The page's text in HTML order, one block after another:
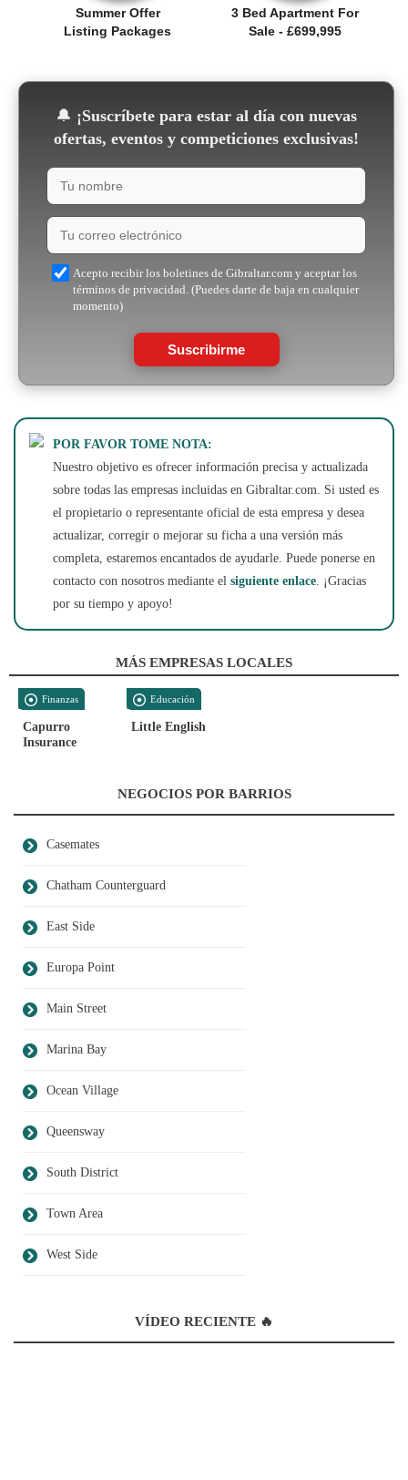
Summer Offer
Listing Packages
3 Bed Apartment For
Sale - £699,995
🔔 ¡Suscríbete para estar al día con nuevas
ofertas, eventos y competiciones exclusivas!
Acepto recibir los boletines de Gibraltar.com y aceptar los
términos de privacidad. (Puedes darte de baja en cualquier
momento)
Suscribirme
POR FAVOR TOME NOTA:
Nuestro objetivo es ofrecer información precisa y actualizada
sobre todas las empresas incluidas en Gibraltar.com. Si usted es
el propietario o representante oficial de esta empresa y desea
actualizar, corregir o mejorar su ficha a una versión más
completa, estaremos encantados de ayudarle. Puede ponerse en
contacto con nosotros mediante el siguiente enlace. ¡Gracias
por su tiempo y apoyo!
MÁS EMPRESAS LOCALES
Finanzas
Capurro
Insurance
Educación
Little English
NEGOCIOS POR BARRIOS
Casemates
Chatham Counterguard
East Side
Europa Point
Main Street
Marina Bay
Ocean Village
Queensway
South District
Town Area
West Side
VÍDEO RECIENTE 🔥